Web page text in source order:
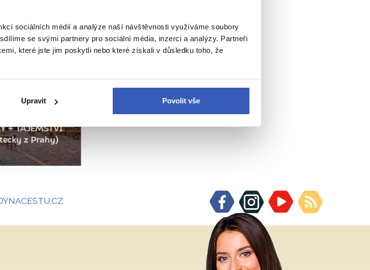
sociálních médií a analýze naší návštěvnosti využíváme soubory
se svými partnery pro sociální média, inzerci a analýzy. Partneři
které jste jim poskytli nebo které získali v důsledku toho, že
Upravit Povolit vše
+ TAJEMSTVÍ
z Prahy)